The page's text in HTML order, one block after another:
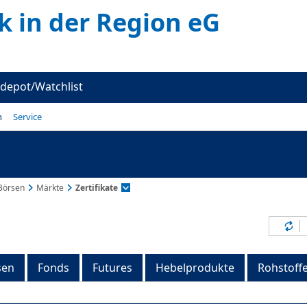
in der Region eG
Watchlist
Service
Märkte Zertifikate
Fonds Futures Hebelprodukte